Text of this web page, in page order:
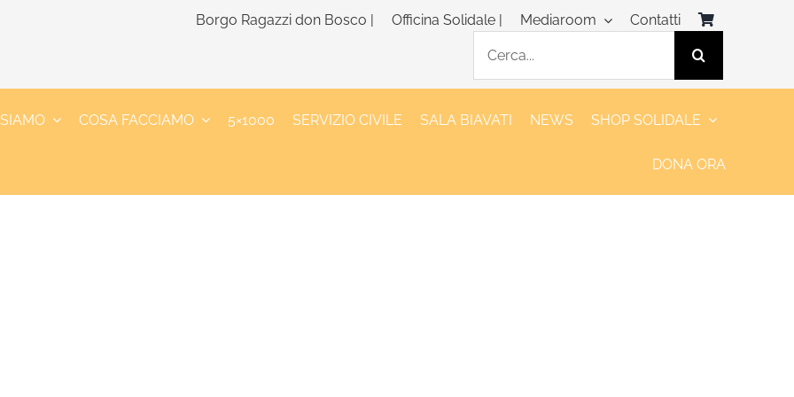
Borgo Ragazzi don Bosco | Officina Solidale | Mediaroom
Contatti
per:
COSA FACCIAMO 5×1000 SERVIZIO CIVILE SALA BIAVATI NEWS SHOP SOLIDALE
DONA ORA